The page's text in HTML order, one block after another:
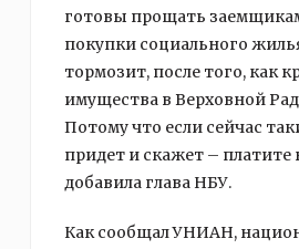
готовы прощать
покупки социального
тормозит, после того, как
имущества в Верховной
Потому что если сейчас
придет и скажет –
добавила глава НБУ.
Как сообщал УНИАН,